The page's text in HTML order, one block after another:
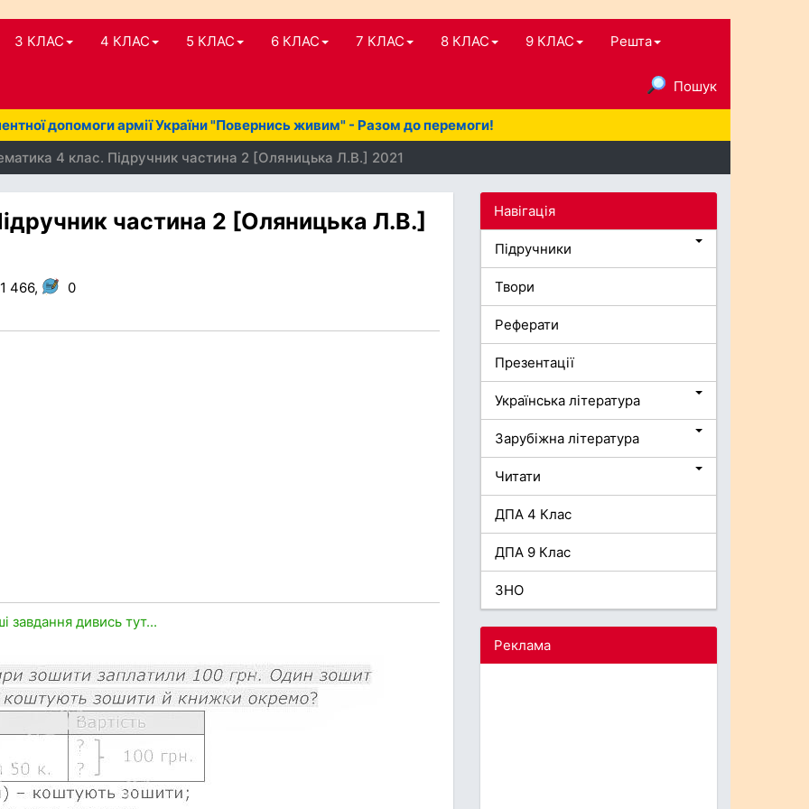
3 КЛАС 4 КЛАС 5 КЛАС 6 КЛАС 7 КЛАС 8 КЛАС 9 КЛАС Решта
Пошук
допомоги армії України "Повернись живим" - Разом до перемоги!
4 клас. Підручник частина 2 [Оляницька Л.В.] 2021
частина 2 [Оляницька Л.В.]
1 466, 0
завдання дивись тут...
Навігація
Підручники
Твори
Реферати
Презентації
Українська література
Зарубіжна література
Читати
ДПА 4 Клас
ДПА 9 Клас
ЗНО
Реклама